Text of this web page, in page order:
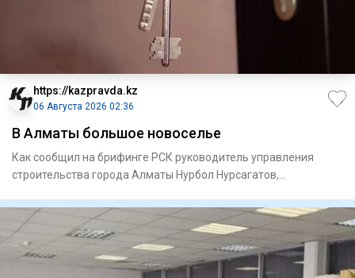
https://kazpravda.kz
06 Августа 2026 02:36
В Алматы большое новоселье
Как сообщил на брифинге РСК руководитель управления
строи­тельства города Алматы Нурбол Нурсагатов,